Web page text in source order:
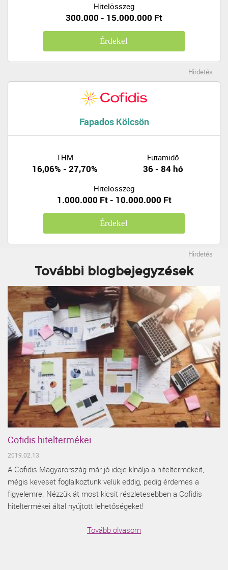
Hitelösszeg
300.000 - 15.000.000 Ft
Érdekel
Hirdetés
Fapados Kölcsön
THM
16,06% - 27,70%
Futamidő
36 - 84 hó
Hitelösszeg
1.000.000 Ft - 10.000.000 Ft
Érdekel
Hirdetés
További blogbejegyzések
Cofidis hiteltermékei
2019.02.13.
A Cofidis Magyarország már jó ideje kínálja a hiteltermékeit,
mégis keveset foglalkoztunk velük eddig, pedig érdemes a
figyelemre. Nézzük át most kicsit részletesebben a Cofidis
hiteltermékei által nyújtott lehetőségeket!
Tovább olvasom